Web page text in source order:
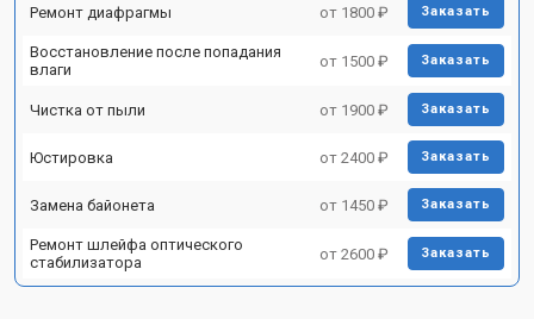
Ремонт диафрагмы от 1800 ₽ Заказать
Восстановление после попадания
влаги
от 1500 ₽ Заказать
Чистка от пыли от 1900 ₽ Заказать
Юстировка от 2400 ₽ Заказать
Замена байонета от 1450 ₽ Заказать
Ремонт шлейфа оптического
стабилизатора
от 2600 ₽ Заказать